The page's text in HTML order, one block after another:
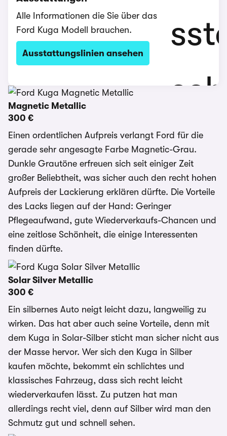
Alle Informationen die Sie über das
Ford Kuga Modell brauchen.
Ausstattungslinien ansehen
Magnetic Metallic
300 €
Einen ordentlichen Aufpreis verlangt Ford für die
gerade sehr angesagte Farbe Magnetic-Grau.
Dunkle Grautöne erfreuen sich seit einiger Zeit
großer Beliebtheit, was sicher auch den recht hohen
Aufpreis der Lackierung erklären dürfte. Die Vorteile
des Lacks liegen auf der Hand: Geringer
Pflegeaufwand, gute Wiederverkaufs-Chancen und
eine zeitlose Schönheit, die einige Interessenten
finden dürfte.
Solar Silver Metallic
300 €
Ein silbernes Auto neigt leicht dazu, langweilig zu
wirken. Das hat aber auch seine Vorteile, denn mit
dem Kuga in Solar-Silber sticht man sicher nicht aus
der Masse hervor. Wer sich den Kuga in Silber
kaufen möchte, bekommt ein schlichtes und
klassisches Fahrzeug, dass sich recht leicht
wiederverkaufen lässt. Zu putzen hat man
allerdings recht viel, denn auf Silber wird man den
Schmutz gut und schnell sehen.